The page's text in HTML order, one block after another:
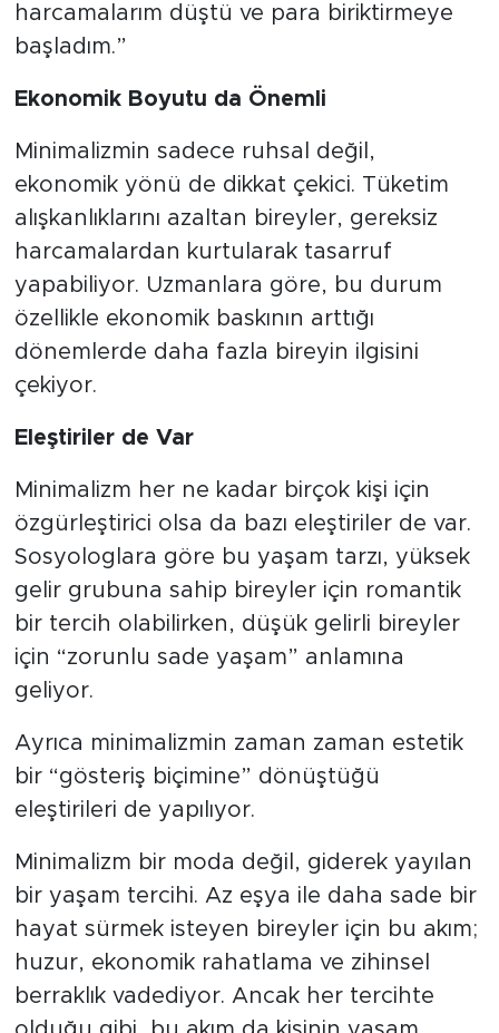
harcamalarım düştü ve para biriktirmeye
başladım.”
Ekonomik Boyutu da Önemli
Minimalizmin sadece ruhsal değil,
ekonomik yönü de dikkat çekici. Tüketim
alışkanlıklarını azaltan bireyler, gereksiz
harcamalardan kurtularak tasarruf
yapabiliyor. Uzmanlara göre, bu durum
özellikle ekonomik baskının arttığı
dönemlerde daha fazla bireyin ilgisini
çekiyor.
Eleştiriler de Var
Minimalizm her ne kadar birçok kişi için
özgürleştirici olsa da bazı eleştiriler de var.
Sosyologlara göre bu yaşam tarzı, yüksek
gelir grubuna sahip bireyler için romantik
bir tercih olabilirken, düşük gelirli bireyler
için “zorunlu sade yaşam” anlamına
geliyor.
Ayrıca minimalizmin zaman zaman estetik
bir “gösteriş biçimine” dönüştüğü
eleştirileri de yapılıyor.
Minimalizm bir moda değil, giderek yayılan
bir yaşam tercihi. Az eşya ile daha sade bir
hayat sürmek isteyen bireyler için bu akım;
huzur, ekonomik rahatlama ve zihinsel
berraklık vadediyor. Ancak her tercihte